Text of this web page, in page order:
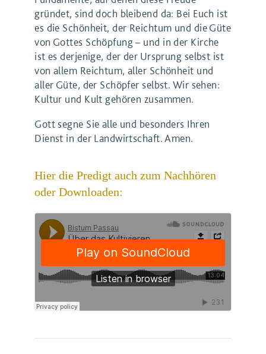
gründet, sind doch bleibend da: Bei Euch ist
es die Schönheit, der Reichtum und die Güte
von Gottes Schöpfung – und in der Kirche
ist es derjenige, der der Ursprung selbst ist
von allem Reichtum, aller Schönheit und
aller Güte, der Schöpfer selbst. Wir sehen:
Kultur und Kult gehören zusammen.
Gott segne Sie alle und besonders Ihren
Dienst in der Landwirtschaft. Amen.
Hier die Predigt auch zum Nachhören
oder Downloaden: